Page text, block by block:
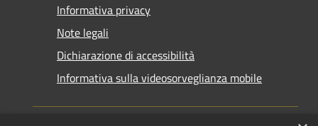
Informativa privacy
Note legali
Dichiarazione di accessibilità
Informativa sulla videosorveglianza mobile